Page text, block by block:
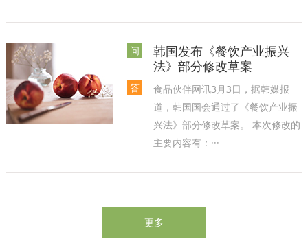
问
韩国发布《餐饮产业振兴
法》部分修改草案
答
食品伙伴网讯3月3日，据韩媒报
道，韩国国会通过了《餐饮产业振
兴法》部分修改草案。 本次修改的
主要内容有：···
更多